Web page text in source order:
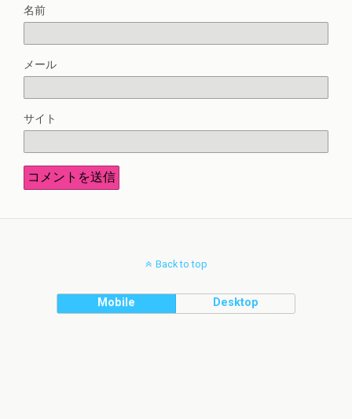
名前
メール
サイト
Back to top
Mobile Desktop